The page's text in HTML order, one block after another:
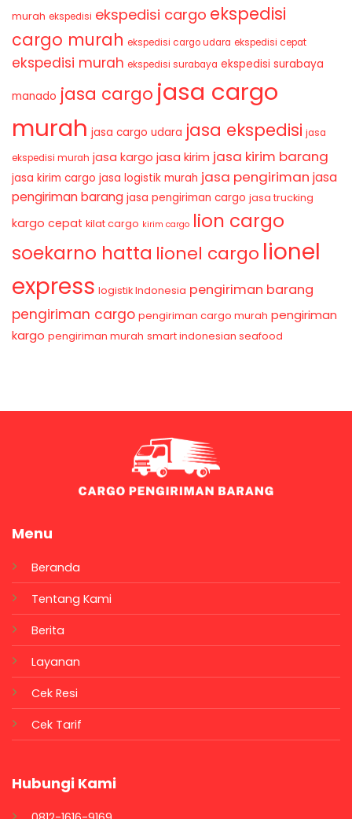
murah ekspedisi ekspedisi cargo ekspedisi
cargo murah ekspedisi cargo udara ekspedisi cepat
ekspedisi murah ekspedisi surabaya ekspedisi surabaya
manado jasa cargo jasa cargo
murah jasa cargo udara jasa ekspedisi jasa
ekspedisi murah jasa kargo jasa kirim jasa kirim barang
jasa kirim cargo jasa logistik murah jasa pengiriman jasa
pengiriman barang jasa pengiriman cargo jasa trucking
kargo cepat kilat cargo kirim cargo lion cargo
soekarno hatta lionel cargo lionel
express logistik Indonesia pengiriman barang
pengiriman cargo pengiriman cargo murah pengiriman
kargo pengiriman murah smart indonesian seafood
Menu
Beranda
Tentang Kami
Berita
Layanan
Cek Resi
Cek Tarif
Hubungi Kami